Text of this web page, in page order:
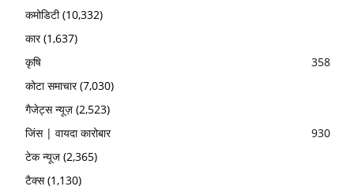
कमोडिटी(10,332)
कार(1,637)
कृषि
358
कोटा समाचार(7,030)
गैजेट्स न्यूज़ (2,523)
जिंस | वायदा कारोबार
930
टेक न्यूज (2,365)
टैक्स(1,130)